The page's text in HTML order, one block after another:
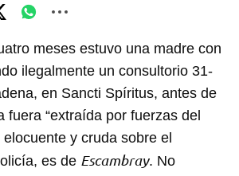
meses estuvo una madre con
ilegalmente un consultorio 31-
en Sancti Spíritus, antes de
fuera “extraída por fuerzas del
y cruda sobre el
es de Escambray. No